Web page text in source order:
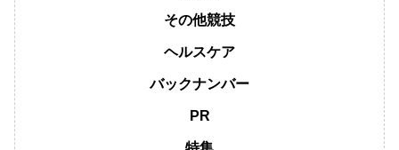
その他競技
ヘルスケア
バックナンバー
PR